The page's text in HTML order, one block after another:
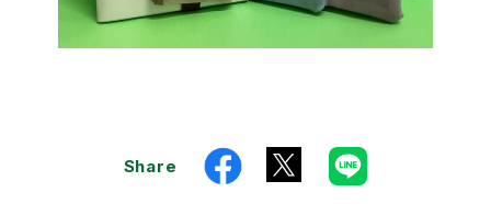
Share